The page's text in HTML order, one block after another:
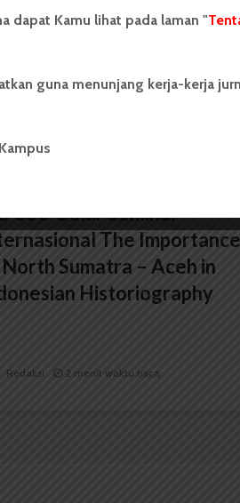
Redaksi 2 menit waktu baca
USU Gelar Seminar
The Importance
Sumatra – Aceh in
Historiography
Redaksi 2 menit waktu baca
dapat Kamu lihat pada laman "
guna menunjang kerja-kerja